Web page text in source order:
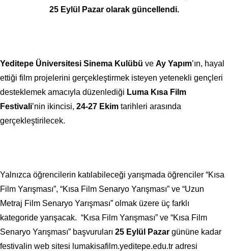
25 Eylül Pazar olarak güncellendi.
Yeditepe Üniversitesi Sinema Kulübü ve Ay Yapım’ın, hayal
ettiği film projelerini gerçekleştirmek isteyen yetenekli gençleri
desteklemek amacıyla düzenlediği Luma Kısa Film
Festivali’nin ikincisi, 24-27 Ekim tarihleri arasında
gerçekleştirilecek.
Yalnızca öğrencilerin katılabileceği yarışmada öğrenciler “Kısa
Film Yarışması”, “Kısa Film Senaryo Yarışması” ve “Uzun
Metraj Film Senaryo Yarışması” olmak üzere üç farklı
kategoride yarışacak. “Kısa Film Yarışması” ve “Kısa Film
Senaryo Yarışması” başvuruları 25 Eylül Pazar gününe kadar
festivalin web sitesi lumakisafilm.yeditepe.edu.tr adresi